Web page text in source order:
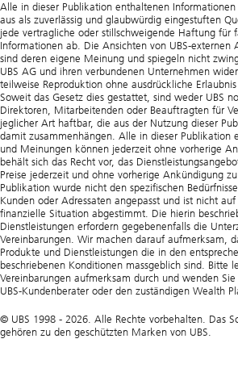
Alle in dieser Publikation enthaltenen
aus als zuverlässig und glaubwürdig eingestuften
jede vertragliche oder stillschweigende Haftung für
Informationen ab. Die Ansichten von UBS-externen
sind deren eigene Meinung und spiegeln nicht
UBS AG und ihren verbundenen Unternehmen
teilweise Reproduktion ohne ausdrückliche
Soweit das Gesetz dies gestattet, sind weder UBS
Direktoren, Mitarbeitenden oder Beauftragten für
jeglicher Art haftbar, die aus der Nutzung dieser
damit zusammenhängen. Alle in dieser Publikation
und Meinungen können jederzeit ohne vorherige
behält sich das Recht vor, das
Preise jederzeit und ohne vorherige Ankündigung
Publikation wurde nicht den spezifischen
Kunden oder Adressaten angepasst und ist nicht
finanzielle Situation abgestimmt. Die hierin
Dienstleistungen erfordern gegebenenfalls die
Vereinbarungen. Wir machen darauf aufmerksam,
Produkte und Dienstleistungen die in den
beschriebenen Konditionen massgeblich sind. Bitte
Vereinbarungen aufmerksam durch und wenden
UBS-Kundenberater oder den zuständigen Wealth
© UBS 1998 - 2026. Alle Rechte vorbehalten. Das
gehören zu den geschützten Marken von UBS.